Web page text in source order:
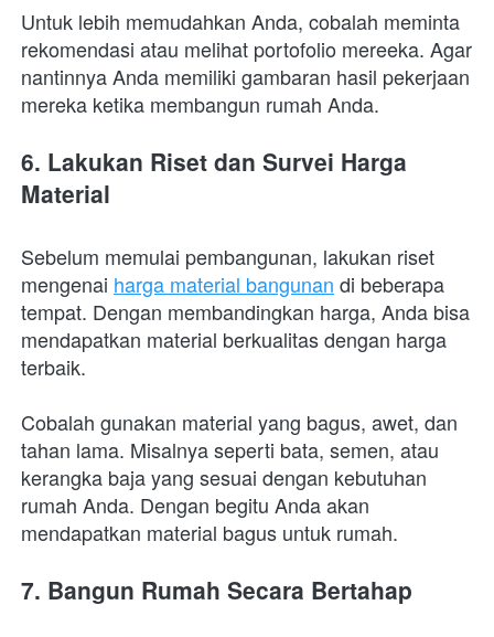
Untuk lebih memudahkan Anda, cobalah meminta
rekomendasi atau melihat portofolio mereeka. Agar
nantinnya Anda memiliki gambaran hasil pekerjaan
mereka ketika membangun rumah Anda.
6. Lakukan Riset dan Survei Harga
Material
Sebelum memulai pembangunan, lakukan riset
mengenai harga material bangunan di beberapa
tempat. Dengan membandingkan harga, Anda bisa
mendapatkan material berkualitas dengan harga
terbaik.
Cobalah gunakan material yang bagus, awet, dan
tahan lama. Misalnya seperti bata, semen, atau
kerangka baja yang sesuai dengan kebutuhan
rumah Anda. Dengan begitu Anda akan
mendapatkan material bagus untuk rumah.
7. Bangun Rumah Secara Bertahap